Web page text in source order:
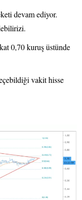
devam ediyor.
0,70 kuruş üstünde
vakit hisse